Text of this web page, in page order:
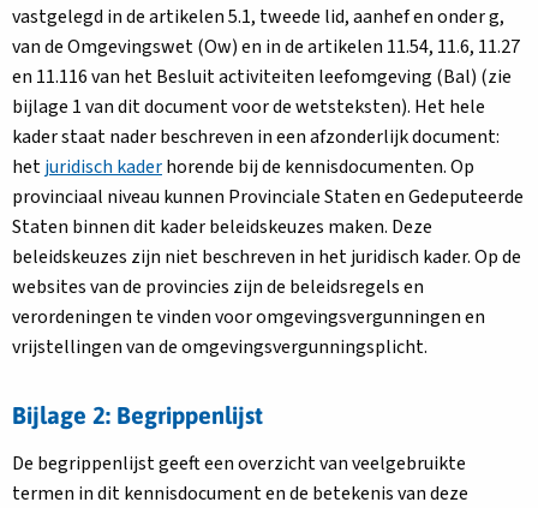
vastgelegd in de artikelen 5.1, tweede lid, aanhef en onder g,
van de Omgevingswet (Ow) en in de artikelen 11.54, 11.6, 11.27
en 11.116 van het Besluit activiteiten leefomgeving (Bal) (zie
bijlage 1 van dit document voor de wetsteksten). Het hele
kader staat nader beschreven in een afzonderlijk document:
hetjuridisch kaderhorende bij de kennisdocumenten. Op
provinciaal niveau kunnen Provinciale Staten en Gedeputeerde
Staten binnen dit kader beleidskeuzes maken. Deze
beleidskeuzes zijn niet beschreven in het juridisch kader. Op de
websites van de provincies zijn de beleidsregels en
verordeningen te vinden voor omgevingsvergunningen en
vrijstellingen van de omgevingsvergunningsplicht.
Bijlage 2: Begrippenlijst
De begrippenlijst geeft een overzicht van veelgebruikte
termen in dit kennisdocument en de betekenis van deze